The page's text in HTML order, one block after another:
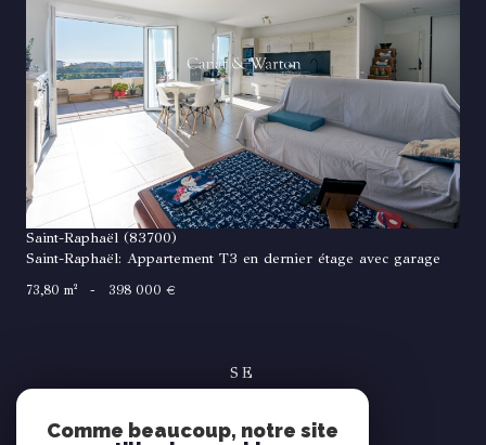
VOIR LE BIEN
Saint-Raphaël (83700)
Saint-Raphaël: Appartement T3 en dernier étage avec garage
73,80 m² - 398 000 €
SE
connecter
espace propriétaire
Comme beaucoup, notre site